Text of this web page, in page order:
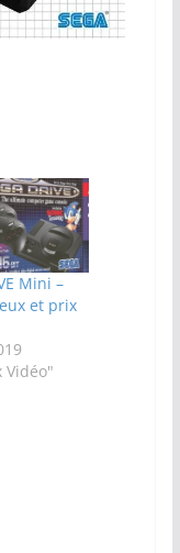
Mini –
et prix
Vidéo"